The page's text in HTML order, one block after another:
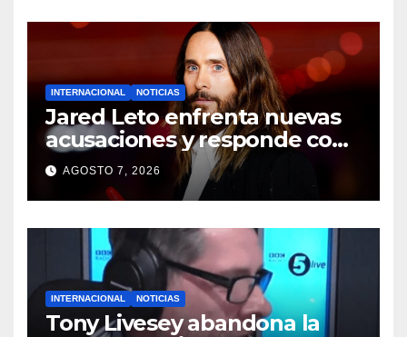
INTERNACIONAL NOTICIAS
Jared Leto enfrenta nuevas
acusaciones y responde con
una contundente negativa
AGOSTO 7, 2026
INTERNACIONAL NOTICIAS
Tony Livesey abandona la